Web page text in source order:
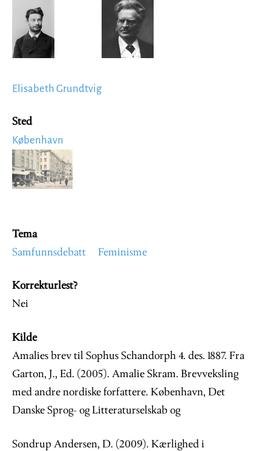
Image
Image
Elisabeth Grundtvig
Sted
København
Image
Tema
Samfunnsdebatt
Feminisme
Korrekturlest?
Nei
Kilde
Amalies brev til Sophus Schandorph 4. des. 1887. Fra
Garton, J., Ed. (2005). Amalie Skram. Brevveksling
med andre nordiske forfattere. København, Det
Danske Sprog- og Litteraturselskab og
Sondrup Andersen, D. (2009). Kærlighed i